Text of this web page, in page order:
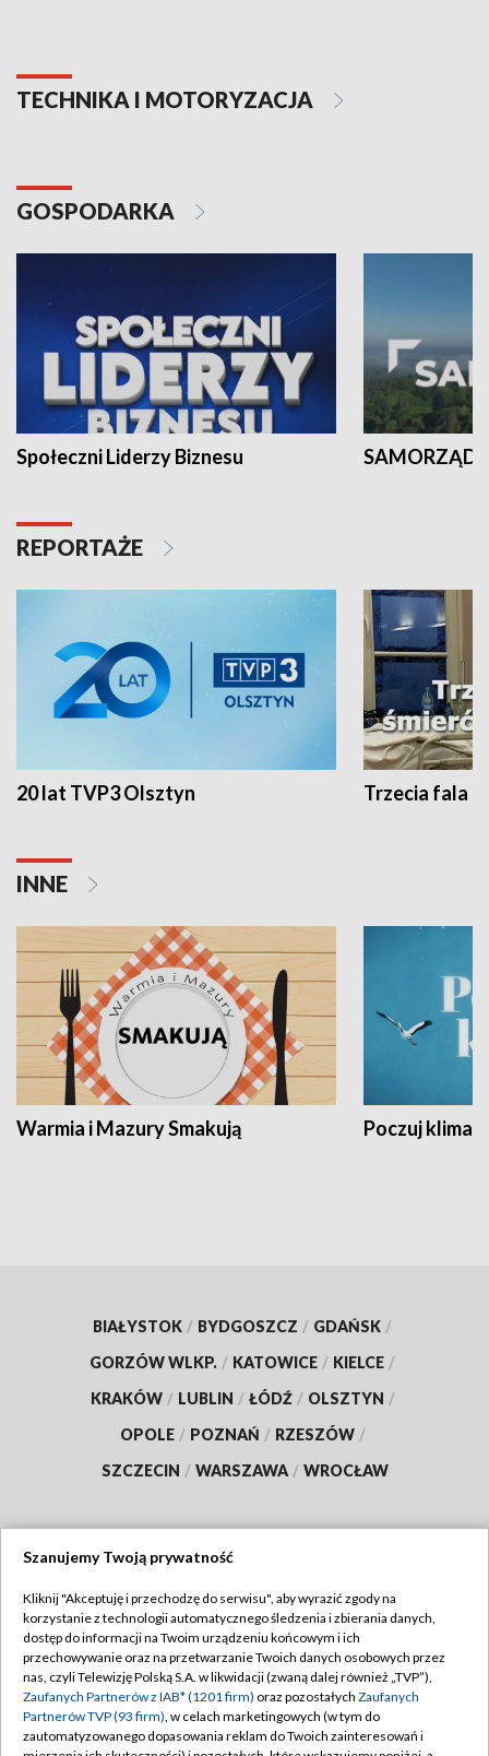
TECHNIKA I MOTORYZACJA
GOSPODARKA
Społeczni Liderzy Biznesu SAMORZĄD
REPORTAŻE
20 lat TVP3 Olsztyn Trzecia fala -
INNE
Warmia i Mazury Smakują Poczuj klimat
BIAŁYSTOK / BYDGOSZCZ / GDAŃSK /
GORZÓW WLKP. / KATOWICE / KIELCE /
KRAKÓW / LUBLIN / ŁÓDŹ / OLSZTYN /
OPOLE / POZNAŃ / RZESZÓW /
SZCZECIN / WARSZAWA / WROCŁAW
TVP
Abonament TVP
Emisja w TVP
Centrum informacji TVP
Regulamin TVP
Polityka prywatności
Moje zgody
Szanujemy Twoją prywatność
Kliknij "Akceptuję i przechodzę do serwisu", aby wyrazić zgody na
korzystanie z technologii automatycznego śledzenia i zbierania danych,
dostęp do informacji na Twoim urządzeniu końcowym i ich
przechowywanie oraz na przetwarzanie Twoich danych osobowych przez
nas, czyli Telewizję Polską S.A. w likwidacji (zwaną dalej również „TVP”),
Zaufanych Partnerów z IAB* (1201 firm) oraz pozostałych Zaufanych
Partnerów TVP (93 firm), w celach marketingowych (w tym do
zautomatyzowanego dopasowania reklam do Twoich zainteresowań i